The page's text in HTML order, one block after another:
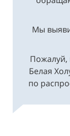
Мы
Пожалуй,
Белая
по